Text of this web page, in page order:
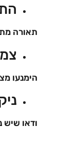
תאורה
הימנעו
ודאו שיש